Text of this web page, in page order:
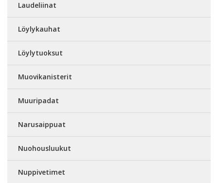
Laudeliinat
Löylykauhat
Löylytuoksut
Muovikanisterit
Muuripadat
Narusaippuat
Nuohousluukut
Nuppivetimet